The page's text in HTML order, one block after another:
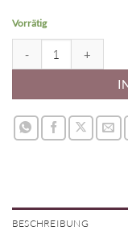
Vorrätig
BESCHREIBUNG